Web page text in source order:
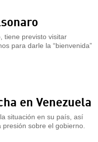
tiene previsto visitar
para darle la “bienvenida”
en Venezuela
situación en su país, así
presión sobre el gobierno.